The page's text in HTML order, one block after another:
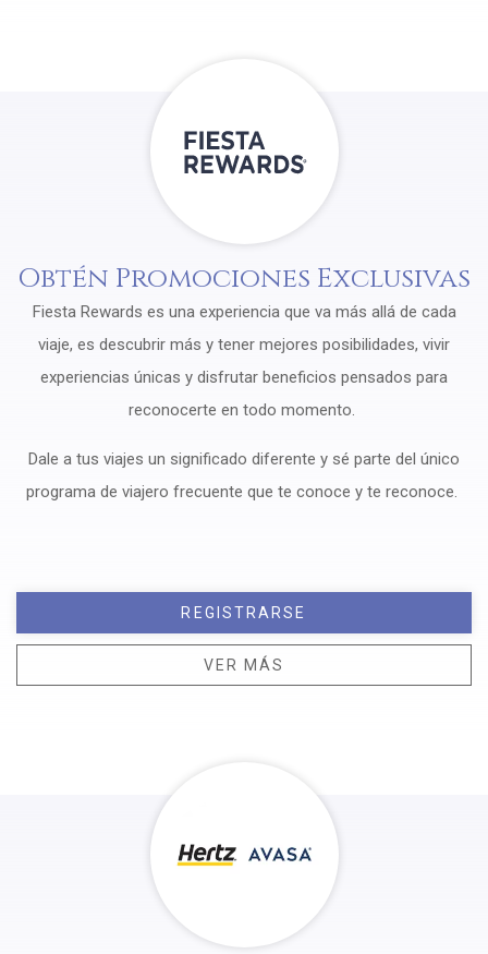
Obtén Promociones Exclusivas
Fiesta Rewards es una experiencia que va más allá de cada
viaje, es descubrir más y tener mejores posibilidades, vivir
experiencias únicas y disfrutar beneficios pensados para
reconocerte en todo momento.
Dale a tus viajes un significado diferente y sé parte del único
programa de viajero frecuente que te conoce y te reconoce.
REGISTRARSE
VER MÁS